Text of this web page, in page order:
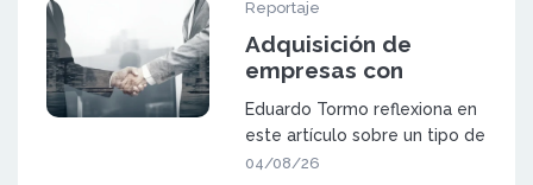
Reportaje
Adquisición de
empresas con
potencial de
expansión mediante
franquicia
Eduardo Tormo reflexiona en
este artículo sobre un tipo de
oportunidad que va a ganar
04/08/26